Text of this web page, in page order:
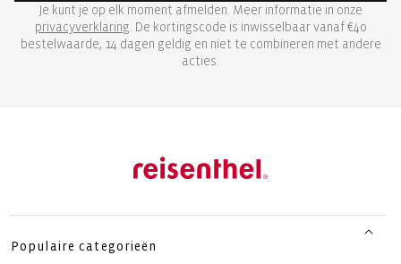
Je kunt je op elk moment afmelden. Meer informatie in onze
privacyverklaring. De kortingscode is inwisselbaar vanaf €40
bestelwaarde, 14 dagen geldig en niet te combineren met andere
acties.
Populaire categorieën